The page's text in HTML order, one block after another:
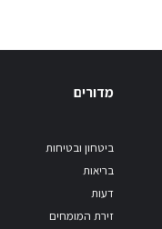
מדורים
ביטחון ובטיחות
בריאות
דעות
זירת המומחים